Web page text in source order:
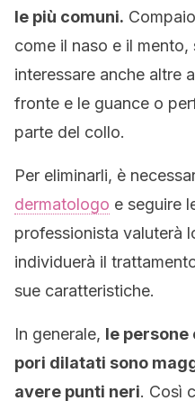
le più comuni.
come il naso e il
interessare anche altre
fronte e le guance o
parte del collo.
Per eliminarli, è
dermatologo e seguire
professionista valuterà
individuerà il
sue caratteristiche.
In generale, le persone
pori dilatati sono
avere punti neri. Così